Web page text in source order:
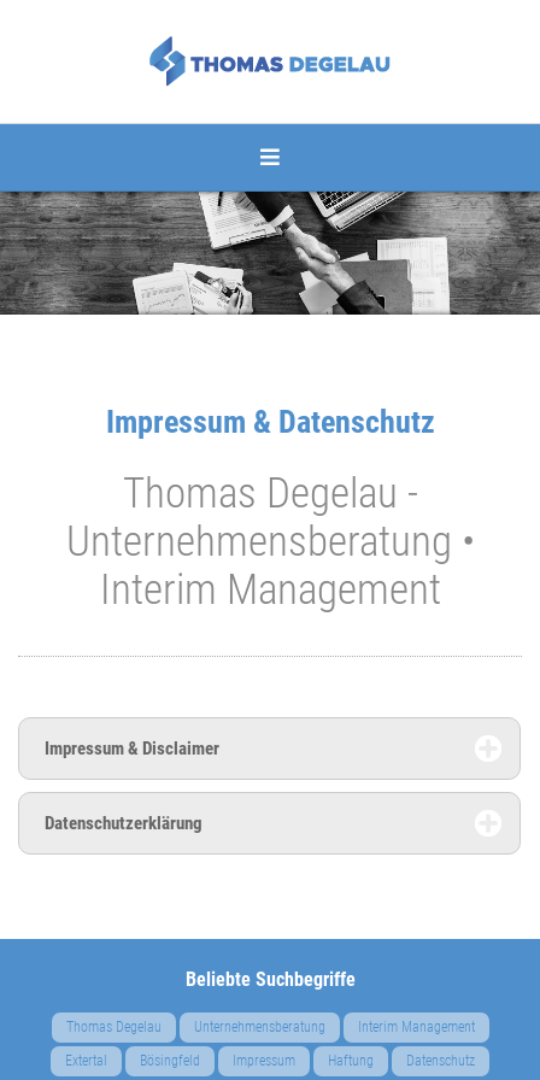
Impressum & Datenschutz
Thomas Degelau -
Unternehmensberatung •
Interim Management
Impressum & Disclaimer
Datenschutzerklärung
Beliebte Suchbegriffe
Thomas Degelau Unternehmensberatung
Interim Management
Extertal
Bösingfeld Impressum Haftung Datenschutz